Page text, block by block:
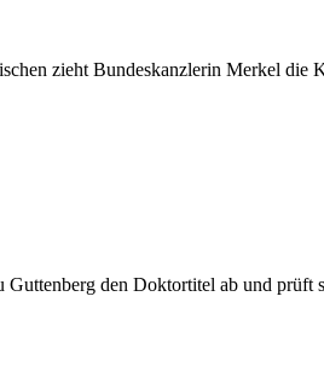
zieht Bundeskanzlerin Merkel
den Doktortitel ab und